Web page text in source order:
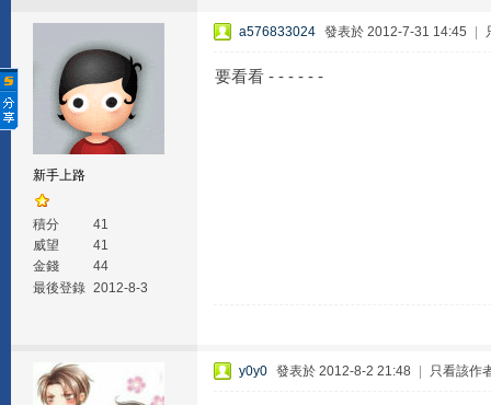
新手上路
積分
41
威望
41
金錢
44
最後登錄 2012-8-3
a576833024 發表於 2012-7-31 14:45
要看看 - - - - - -
y0y0 發表於 2012-8-2 21:48 只看該作